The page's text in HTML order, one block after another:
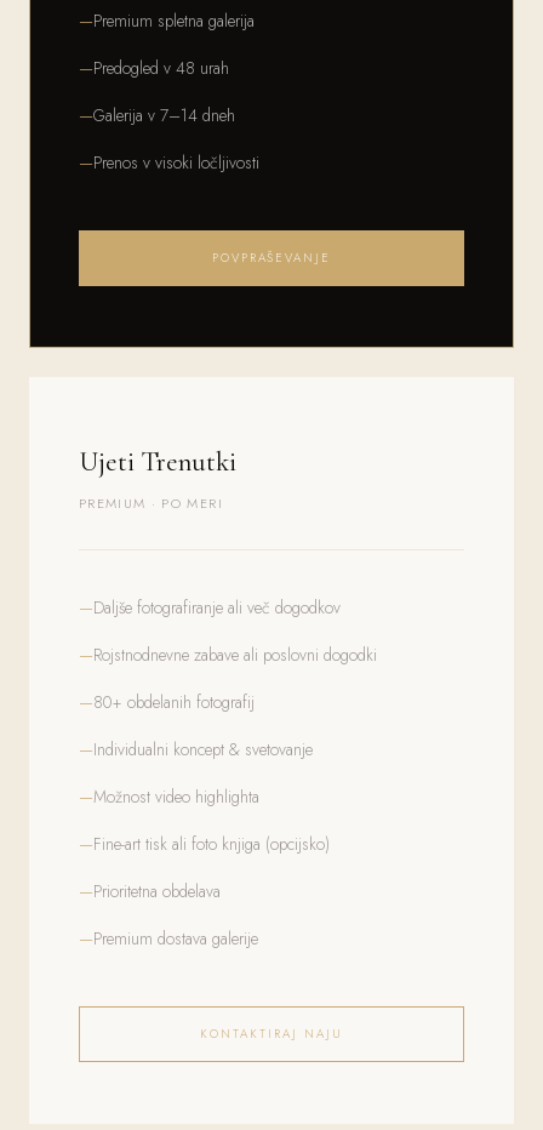
Premium spletna galerija
Predogled v 48 urah
Galerija v 7–14 dneh
Prenos v visoki ločljivosti
POVPRAŠEVANJE
Ujeti Trenutki
PREMIUM · PO MERI
Daljše fotografiranje ali več dogodkov
Rojstnodnevne zabave ali poslovni dogodki
80+ obdelanih fotografij
Individualni koncept & svetovanje
Možnost video highlighta
Fine-art tisk ali foto knjiga (opcijsko)
Prioritetna obdelava
Premium dostava galerije
KONTAKTIRAJ NAJU